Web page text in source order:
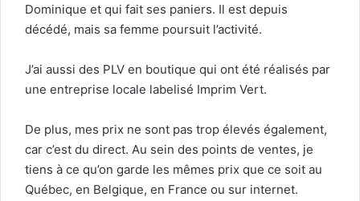
Dominique et qui fait ses paniers. Il est depuis
décédé, mais sa femme poursuit l’activité.
J’ai aussi des PLV en boutique qui ont été réalisés par
une entreprise locale labelisé Imprim Vert.
De plus, mes prix ne sont pas trop élevés également,
car c’est du direct. Au sein des points de ventes, je
tiens à ce qu’on garde les mêmes prix que ce soit au
Québec, en Belgique, en France ou sur internet.